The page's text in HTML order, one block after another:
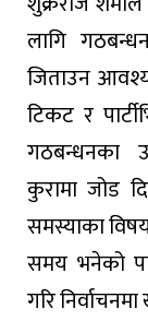
लागि
जिताउन
टिकट र
गठबन्धनका
कुरामा जोड
समस्याका
समय भनेको
गरि